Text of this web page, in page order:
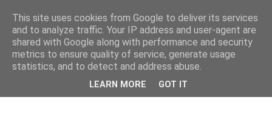
This site uses cookies from Google to deliver its services
and to analyze traffic. Your IP address and user-agent are
shared with Google along with performance and security
metrics to ensure quality of service, generate usage
statistics, and to detect and address abuse.
LEARN MORE GOT IT